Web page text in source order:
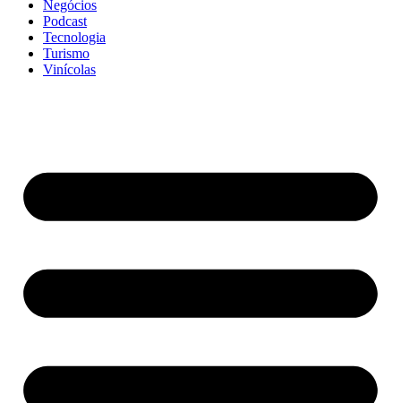
Negócios
Podcast
Tecnologia
Turismo
Vinícolas